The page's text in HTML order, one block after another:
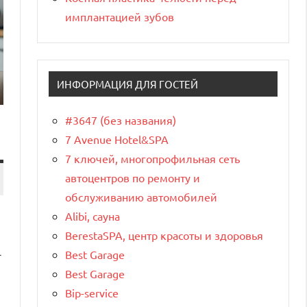
имплантацией зубов
ИНФОРМАЦИЯ ДЛЯ ГОСТЕЙ
#3647 (без названия)
7 Avenue Hotel&SPA
7 ключей, многопрофильная сеть
автоцентров по ремонту и
обслуживанию автомобилей
Alibi, сауна
BerestaSPA, центр красоты и здоровья
Best Garage
Best Garage
Bip-service